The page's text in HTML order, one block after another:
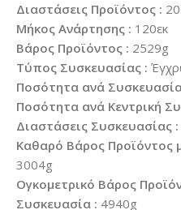
Διαστάσεις Προϊόντος :
Μήκος Ανάρτησης : 120εκ
Βάρος Προϊόντος : 2529g
Τύπος Συσκευασίας :
Ποσότητα ανά
Ποσότητα ανά Κεντρική
Διαστάσεις Συσκευασίας :
Καθαρό Βάρος Προϊόντος
3004g
Ογκομετρικό Βάρος
Συσκευασία : 4940g